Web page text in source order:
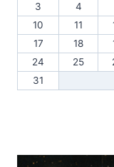
3
4
10
11
17
18
24
25
31